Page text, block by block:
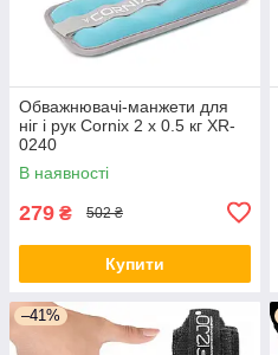
Обважнювачі-манжети для
ніг і рук Cornix 2 x 0.5 кг XR-
0240
В наявності
279 ₴ 502 ₴
Купити
–41%